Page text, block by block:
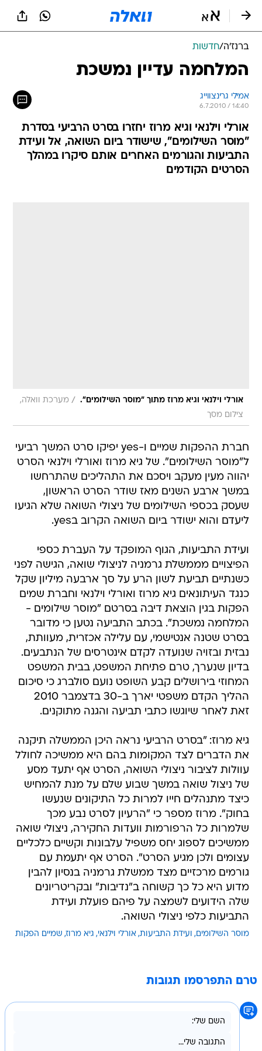
ברנז'ה/חדשות
המלחמה עדיין נמשכת
אמילי גרינצווייג
6.7.2010 / 14:40
אורלי וילנאי וגיא מרוז יחזרו בסרט הרביעי בסדרת
"מוסר השילומים", שישודר ביום השואה, אל ועידת
התביעות והגורמים האחרים אותם סיקרו במהלך
הסרטים הקודמים
אורלי וילנאי וגיא מרוז מתוך "מוסר השילומים". / מערכת וואלה,
צילום מסך
חברת ההפקות שמיים ו-yes יפיקו סרט המשך רביעי
ל"מוסר השילומים". של גיא מרוז ואורלי וילנאי הסרט
יהווה מעין מעקב ויסכם את התהליכים שהתרחשו
במשך ארבע השנים מאז שודר הסרט הראשון,
שעסק בכספי השילומים של ניצולי השואה שלא הגיעו
ליעדם והוא ישודר ביום השואה הקרוב בyes.
ועידת התביעות, הגוף המופקד על העברת כספי
הפיצויים מממשלת גרמניה לניצולי שואה, הגישה לפני
כשנתיים תביעת לשון הרע על סך ארבעה מיליון שקל
כנגד העיתונאים גיא מרוז ואורלי וילנאי וחברת שמים
הפקות בגין הוצאת דיבה בסרטם "מוסר שילומים -
המלחמה נמשכת". בכתב התביעה נטען כי מדובר
בסרט שטנה אנטישמי, עם עלילה אכזרית, מעוותת,
נבזית ובזויה שנועדה לקדם אינטרסים של הנתבעים.
בדיון שנערך, טרם פתיחת המשפט, בבית המשפט
המחוזי בירושלים קבע השופט נועם סולברג כי סיכום
ההליך הקדם משפטי יארך ב-30 בדצמבר 2010
זאת לאחר שיוגשו כתבי תביעה והגנה מתוקנים.
גיא מרוז: "בסרט הרביעי נראה היכן הממשלה תיקנה
את הדברים לצד המקומות בהם היא ממשיכה לחולל
עוולות לציבור ניצולי השואה, הסרט אף יתעד מסע
של ניצול שואה במשך שבוע שלם על מנת להמחיש
כיצד מתנהלים חייו למרות כל התיקונים שנעשו
בחוק". מרוז מספר כי "הרעיון לסרט נבע מכך
שלמרות כל הרפורמות וועדות החקירה, ניצולי שואה
ממשיכים לספוג יחס משפיל עלבונות וקשיים כלכליים
עצומים ולכן מגיע הסרט". הסרט אף יתעמת עם
גורמים מרכזיים מצד ממשלת גרמניה בנסיון להבין
מדוע היא כל כך קשוחה ב"נדיבות" ובקריטריונים
שלה הידועים לשמצה על פיהם פועלת ועידת
התביעות כלפי ניצולי השואה.
מוסר השילומים ועידת התביעות אורלי וילנאי גיא מרוז שמיים הפקות
טרם התפרסמו תגובות